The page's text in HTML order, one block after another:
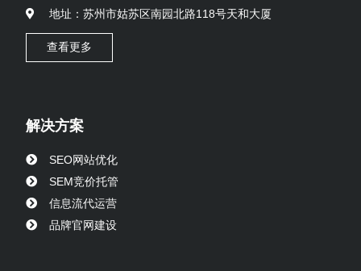
地址：苏州市姑苏区南园北路118号天和大厦
查看更多
解决方案
SEO网站优化
SEM竞价托管
信息流代运营
品牌官网建设